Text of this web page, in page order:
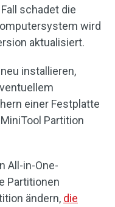
schadet die
wird
aktualisiert.
installieren,
einer Festplatte
Partition
All-in-One-
Partitionen
ändern, die